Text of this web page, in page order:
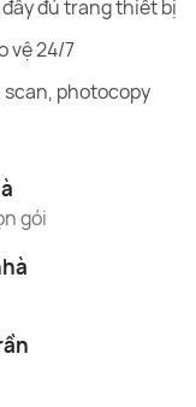
đủ trang thiết bị
vệ 24/7
scan, photocopy
gói